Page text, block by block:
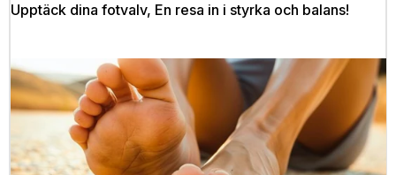
Upptäck dina fotvalv, En resa in i styrka och balans!